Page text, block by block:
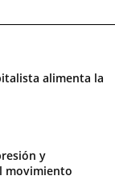
alimenta la
y
movimiento